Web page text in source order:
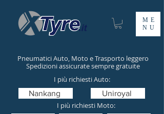
ME
NU
Pneumatici Auto, Moto e Trasporto leggero
Spedizioni assicurate sempre gratuite
I più richiesti Moto:
Nankang Uniroyal
I più richiesti Auto: